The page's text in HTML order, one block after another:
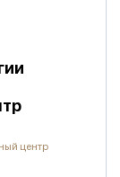
центр